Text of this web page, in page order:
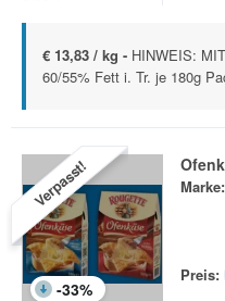
€ 13,83 / kg - HINWEIS:
60/55% Fett i. Tr. je 180g
Verpasst!
-33%
Marke:
Preis: